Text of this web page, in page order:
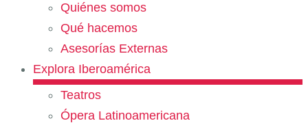
Quiénes somos
Qué hacemos
Asesorías Externas
Explora Iberoamérica
Teatros
Ópera Latinoamericana